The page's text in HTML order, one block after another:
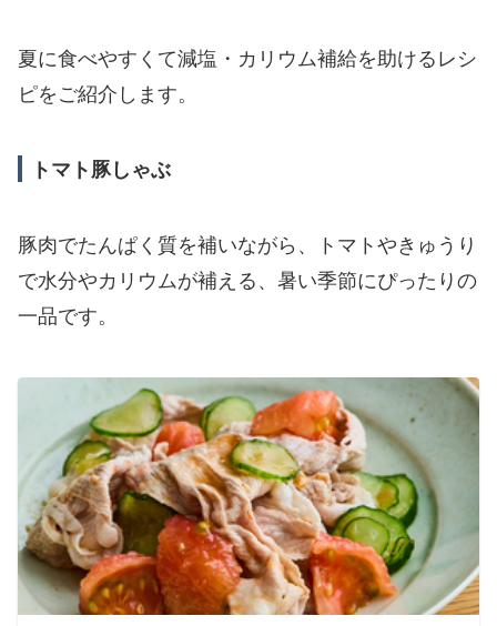
夏に食べやすくて減塩・カリウム補給を助けるレシ
ピをご紹介します。
トマト豚しゃぶ
豚肉でたんぱく質を補いながら、トマトやきゅうり
で水分やカリウムが補える、暑い季節にぴったりの
一品です。